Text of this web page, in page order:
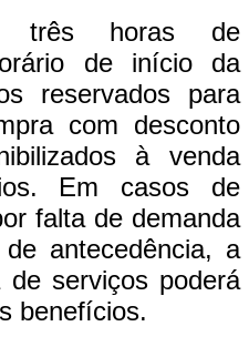
três horas de
de início da
reservados para
com desconto
à venda
Em casos de
falta de demanda
antecedência, a
de serviços poderá
benefícios.